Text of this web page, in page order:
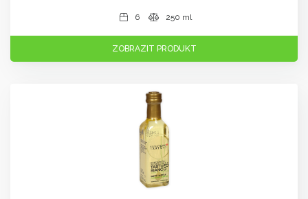
6 250 ml
ZOBRAZIT PRODUKT